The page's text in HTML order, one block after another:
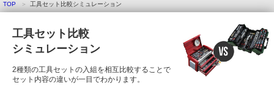
TOP 工具セット比較シミュレーション
工具セット比較
シミュレーション
2種類の工具セットの入組を相互比較することで
セット内容の違いが一目でわかります。